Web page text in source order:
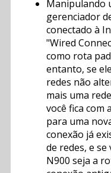
Manipulando
gerenciador
conectado à
"Wired
como rota
entanto, se
redes não
mais uma
você fica com
para uma
conexão já
de redes, e
N900 seja a